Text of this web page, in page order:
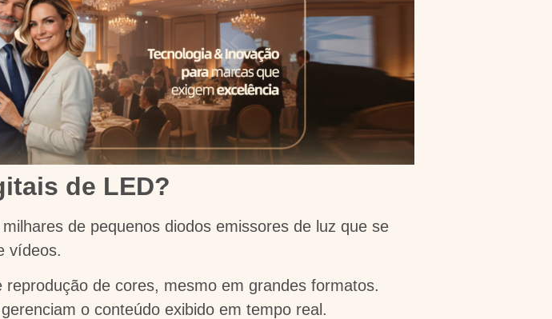
de LED?
de pequenos diodos emissores de luz que se
vídeos.
de cores, mesmo em grandes formatos.
o conteúdo exibido em tempo real.